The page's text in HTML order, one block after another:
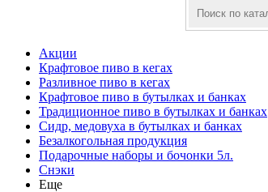
Акции
Крафтовое пиво в кегах
Разливное пиво в кегах
Крафтовое пиво в бутылках и банках
Традиционное пиво в бутылках и банках
Сидр, медовуха в бутылках и банках
Безалкогольная продукция
Подарочные наборы и бочонки 5л.
Снэки
Еще